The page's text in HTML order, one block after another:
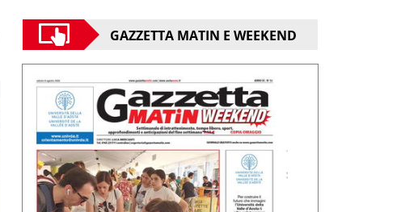
GAZZETTA MATIN E WEEKEND